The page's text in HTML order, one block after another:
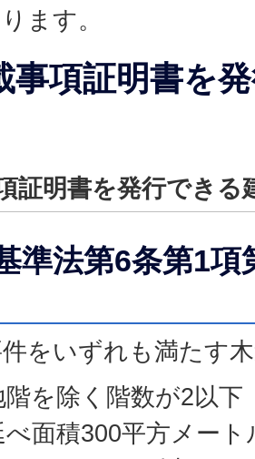
ます。
事項証明書を
証明書を発行できる
準法第6条第1項
をいずれも満たす
階を除く階数が2以下
べ面積300平方メート